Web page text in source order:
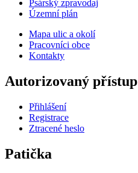
Psárský zpravodaj
Územní plán
Mapa ulic a okolí
Pracovníci obce
Kontakty
Autorizovaný přístup
Přihlášení
Registrace
Ztracené heslo
Patička